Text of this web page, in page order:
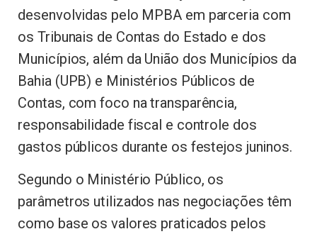
desenvolvidas pelo MPBA em parceria com
os Tribunais de Contas do Estado e dos
Municípios, além da União dos Municípios da
Bahia (UPB) e Ministérios Públicos de
Contas, com foco na transparência,
responsabilidade fiscal e controle dos
gastos públicos durante os festejos juninos.
Segundo o Ministério Público, os
parâmetros utilizados nas negociações têm
como base os valores praticados pelos